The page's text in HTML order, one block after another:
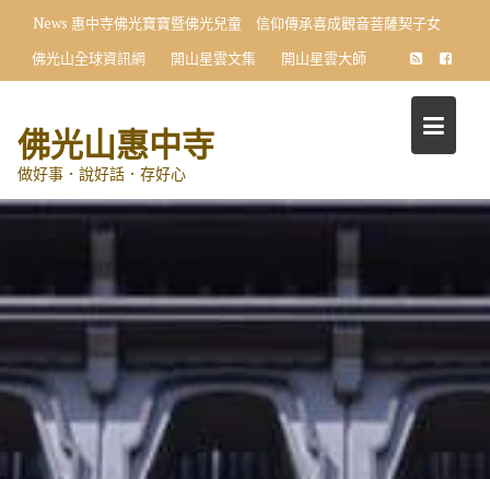
content
News 惠中寺佛光寶寶暨佛光兒童 信仰傳承喜成觀音菩薩契子女
佛光山全球資訊網
開山星雲文集 開山星雲大師
佛光山惠中寺
做好事．說好話．存好心